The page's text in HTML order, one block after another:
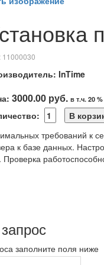
11000030
InTime
3000.00 руб. в т.ч. 20
требований к
к базе данных.
запрос
заполните поля ниже